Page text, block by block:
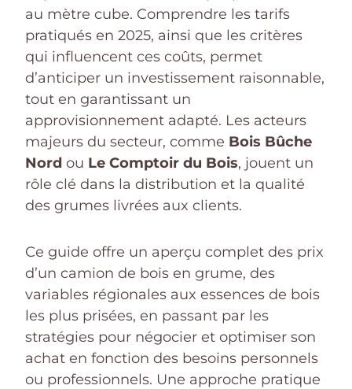
au mètre cube. Comprendre les tarifs
pratiqués en 2025, ainsi que les critères
qui influencent ces coûts, permet
d’anticiper un investissement raisonnable,
tout en garantissant un
approvisionnement adapté. Les acteurs
majeurs du secteur, comme Bois Bûche
Nord ou Le Comptoir du Bois, jouent un
rôle clé dans la distribution et la qualité
des grumes livrées aux clients.
Ce guide offre un aperçu complet des prix
d’un camion de bois en grume, des
variables régionales aux essences de bois
les plus prisées, en passant par les
stratégies pour négocier et optimiser son
achat en fonction des besoins personnels
ou professionnels. Une approche pratique